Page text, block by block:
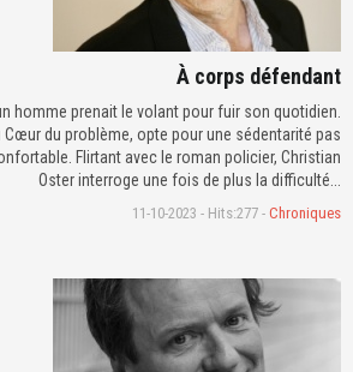
À corps défendant
homme prenait le volant pour fuir son quotidien.
Cœur du problème, opte pour une sédentarité pas
Flirtant avec le roman policier, Christian
Oster interroge une fois de plus la difficulté...
11-10-2023 - Hits:277 - Chroniques